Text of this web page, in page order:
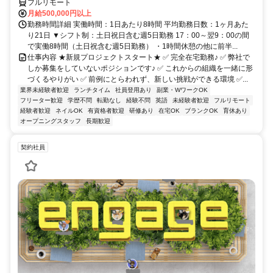
フルリモート
月給500,000円以上
勤務時間詳細 実働時間：1日あたり8時間 平均勤務日数：1ヶ月あた
り21日 ▼シフト制：土日祝日含む週5日勤務 17：00～翌9：00の間
で実働8時間（土日祝含む週5日勤務） ・1時間休憩の他に前半...
仕事内容 ★新規プロジェクトスタート★ ✅ 完全在宅勤務♪ ✅ 弊社で
しか募集をしていないポジションです♪ ✅ これからの組織を一緒に形
づくるやりがい ✅ 前例にとらわれず、新しい挑戦ができる環境 ✅...
業界未経験者歓迎 ランチタイム 社員登用あり
副業・WワークOK
フリーター歓迎
学歴不問 転勤なし 経験不問 英語 未経験者歓迎
フルリモート
経験者歓迎
ネイルOK 有資格者歓迎 研修あり 在宅OK ブランクOK
育休あり
オープニングスタッフ
長期歓迎
契約社員